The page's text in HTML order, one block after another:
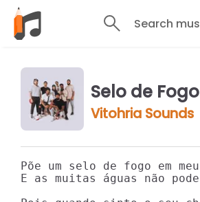
Search
Selo de Fogo
Vitohria Sounds
Põe um selo de fogo em
E as muitas águas não